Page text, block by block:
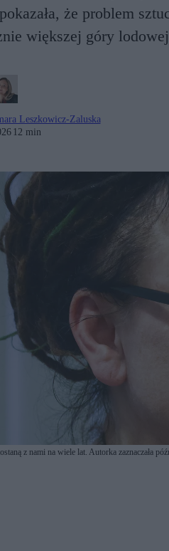
że problem
większej góry
Leszkowicz-Zaluska
12 min
z nami na wiele lat. Autorka zaznaczała